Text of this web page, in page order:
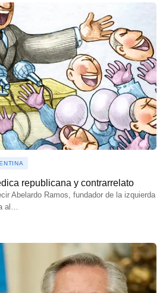
republicana y contrarrelato
Abelardo Ramos, fundador de la izquierda
al…